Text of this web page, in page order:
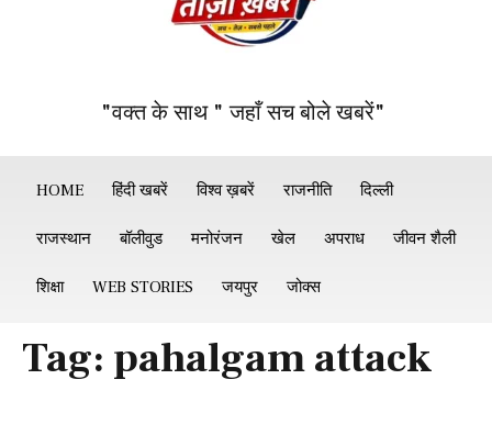
"वक्त के साथ " जहाँ सच बोले खबरें"
HOME हिंदी खबरें विश्व ख़बरें राजनीति दिल्ली
राजस्थान बॉलीवुड मनोरंजन खेल अपराध जीवन शैली
शिक्षा WEB STORIES जयपुर जोक्स
Tag: pahalgam attack